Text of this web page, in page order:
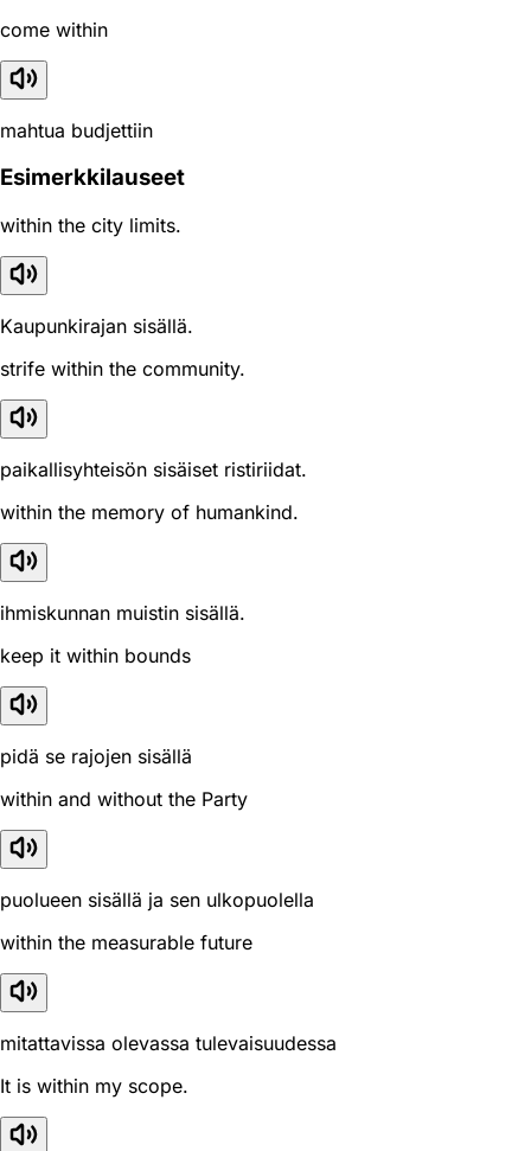
come within
mahtua budjettiin
Esimerkkilauseet
within the city limits.
Kaupunkirajan sisällä.
strife within the community.
paikallisyhteisön sisäiset ristiriidat.
within the memory of humankind.
ihmiskunnan muistin sisällä.
keep it within bounds
pidä se rajojen sisällä
within and without the Party
puolueen sisällä ja sen ulkopuolella
within the measurable future
mitattavissa olevassa tulevaisuudessa
It is within my scope.